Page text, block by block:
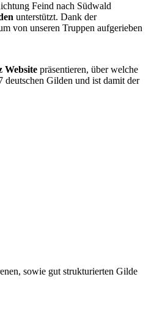
Feind nach Südwald
unterstützt. Dank der
von unseren Truppen aufgerieben
Website präsentieren, über welche
deutschen Gilden und ist damit der
sowie gut strukturierten Gilde